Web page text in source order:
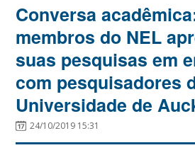
Conversa
membros do NEL
suas pesquisas em
com pesquisadores
Universidade de
24/10/2019 15:31